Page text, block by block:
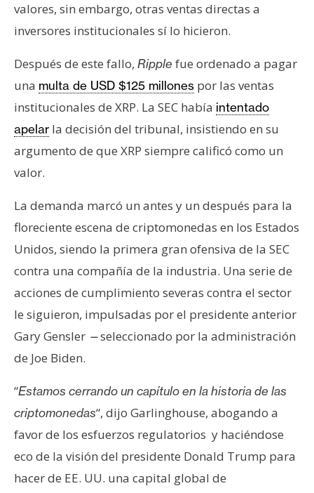
u
b
i
c
i
d
a
d
valores, sin embargo, otras ventas directas a
inversores institucionales sí lo hicieron.
Después de este fallo, Ripple fue ordenado a pagar
una multa de USD $125 millones por las ventas
institucionales de XRP. La SEC había intentado
apelar la decisión del tribunal, insistiendo en su
argumento de que XRP siempre calificó como un
valor.
La demanda marcó un antes y un después para la
floreciente escena de criptomonedas en los Estados
Unidos, siendo la primera gran ofensiva de la SEC
contra una compañía de la industria. Una serie de
acciones de cumplimiento severas contra el sector
le siguieron, impulsadas por el presidente anterior
Gary Gensler —seleccionado por la administración
de Joe Biden.
“Estamos cerrando un capítulo en la historia de las
criptomonedas“, dijo Garlinghouse, abogando a
favor de los esfuerzos regulatorios y haciéndose
eco de la visión del presidente Donald Trump para
hacer de EE. UU. una capital global de